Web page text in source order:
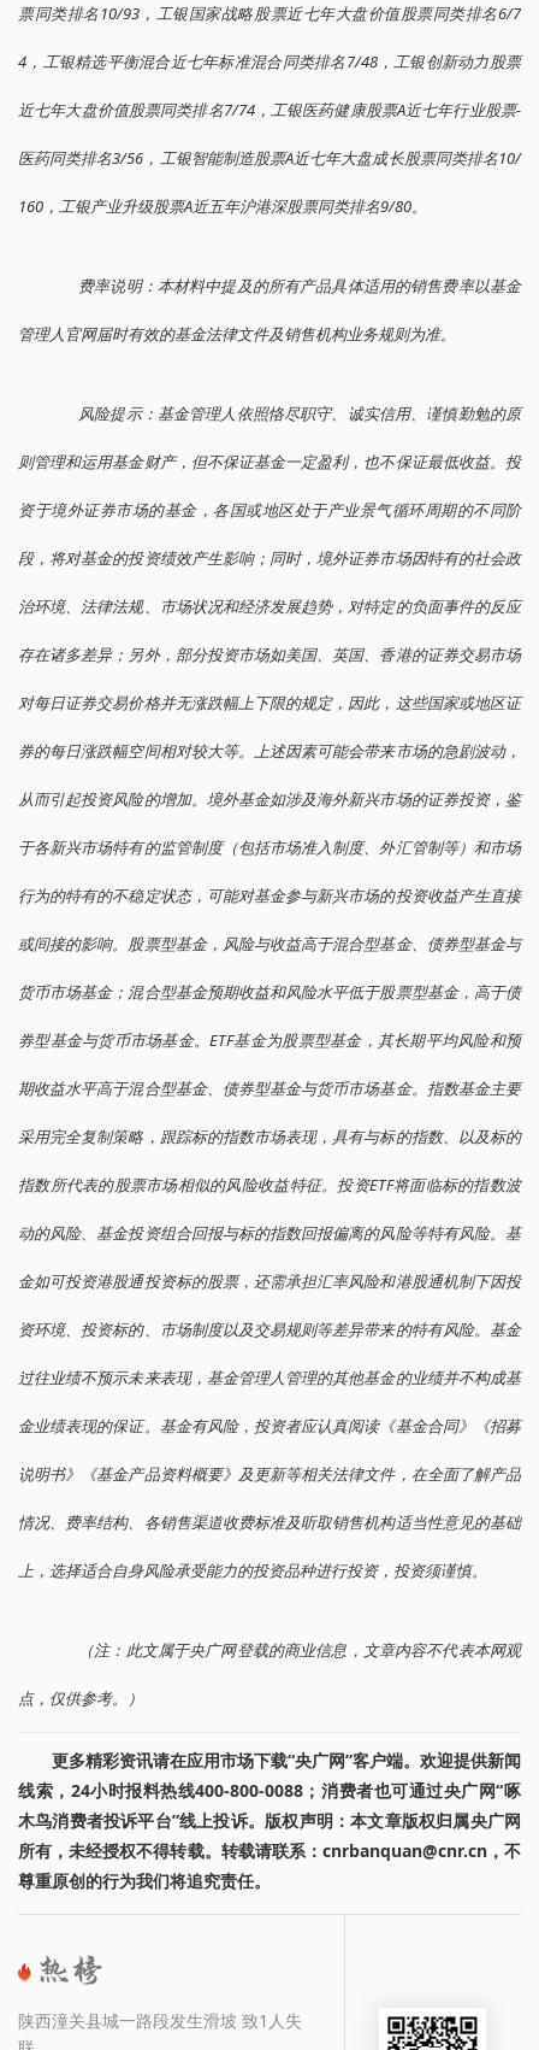
票同类排名10/93，工银国家战略股票近七年大盘价值股票同类排名6/7
4，工银精选平衡混合近七年标准混合同类排名7/48，工银创新动力股票
近七年大盘价值股票同类排名7/74，工银医药健康股票A近七年行业股票-
医药同类排名3/56，工银智能制造股票A近七年大盘成长股票同类排名10/
160，工银产业升级股票A近五年沪港深股票同类排名9/80。
费率说明：本材料中提及的所有产品具体适用的销售费率以基金
管理人官网届时有效的基金法律文件及销售机构业务规则为准。
风险提示：基金管理人依照恪尽职守、诚实信用、谨慎勤勉的原
则管理和运用基金财产，但不保证基金一定盈利，也不保证最低收益。投
资于境外证券市场的基金，各国或地区处于产业景气循环周期的不同阶
段，将对基金的投资绩效产生影响；同时，境外证券市场因特有的社会政
治环境、法律法规、市场状况和经济发展趋势，对特定的负面事件的反应
存在诸多差异；另外，部分投资市场如美国、英国、香港的证券交易市场
对每日证券交易价格并无涨跌幅上下限的规定，因此，这些国家或地区证
券的每日涨跌幅空间相对较大等。上述因素可能会带来市场的急剧波动，
从而引起投资风险的增加。境外基金如涉及海外新兴市场的证券投资，鉴
于各新兴市场特有的监管制度（包括市场准入制度、外汇管制等）和市场
行为的特有的不稳定状态，可能对基金参与新兴市场的投资收益产生直接
或间接的影响。股票型基金，风险与收益高于混合型基金、债券型基金与
货币市场基金；混合型基金预期收益和风险水平低于股票型基金，高于债
券型基金与货币市场基金。ETF基金为股票型基金，其长期平均风险和预
期收益水平高于混合型基金、债券型基金与货币市场基金。指数基金主要
采用完全复制策略，跟踪标的指数市场表现，具有与标的指数、以及标的
指数所代表的股票市场相似的风险收益特征。投资ETF将面临标的指数波
动的风险、基金投资组合回报与标的指数回报偏离的风险等特有风险。基
金如可投资港股通投资标的股票，还需承担汇率风险和港股通机制下因投
资环境、投资标的、市场制度以及交易规则等差异带来的特有风险。基金
过往业绩不预示未来表现，基金管理人管理的其他基金的业绩并不构成基
金业绩表现的保证。基金有风险，投资者应认真阅读《基金合同》《招募
说明书》《基金产品资料概要》及更新等相关法律文件，在全面了解产品
情况、费率结构、各销售渠道收费标准及听取销售机构适当性意见的基础
上，选择适合自身风险承受能力的投资品种进行投资，投资须谨慎。
（注：此文属于央广网登载的商业信息，文章内容不代表本网观
点，仅供参考。）
更多精彩资讯请在应用市场下载“央广网”客户端。欢迎提供新闻
线索，24小时报料热线400-800-0088；消费者也可通过央广网“啄
木鸟消费者投诉平台”线上投诉。版权声明：本文章版权归属央广网
所有，未经授权不得转载。转载请联系：cnrbanquan@cnr.cn，不
尊重原创的行为我们将追究责任。
陕西潼关县城一路段发生滑坡 致1人失